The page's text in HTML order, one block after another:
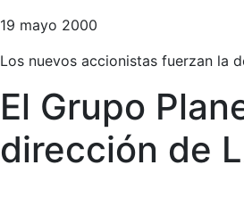
19 mayo 2000
Los nuevos accionistas fuerzan la
El Grupo
dirección de